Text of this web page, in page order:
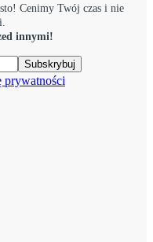
Cenimy Twój czas i nie
innymi!
prywatności